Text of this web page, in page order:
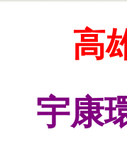
高
宇康